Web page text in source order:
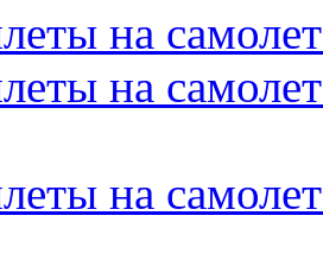
на
на
на